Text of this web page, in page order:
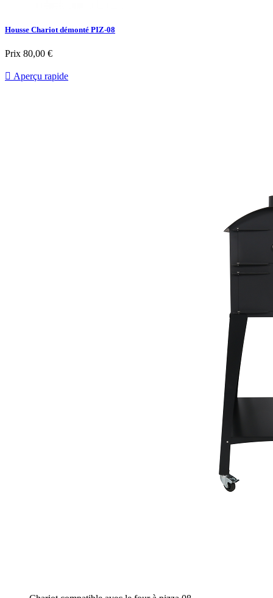
Housse Chariot démonté PIZ-08
Prix 80,00 €
 Aperçu rapide